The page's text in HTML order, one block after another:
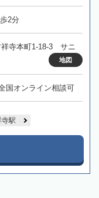
2分
祥寺本町1-18-3 サニ
地図
国オンライン相談可
寺駅